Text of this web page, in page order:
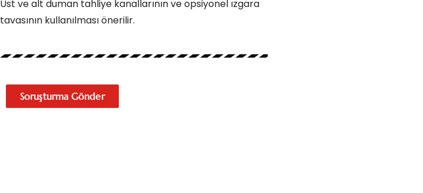
Üst ve alt duman tahliye kanallarının ve opsiyonel ızgara
tavasının kullanılması önerilir.
Soruşturma Gönder